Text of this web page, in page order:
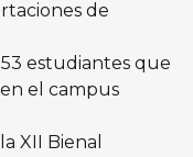
de
estudiantes que
el campus
XII Bienal